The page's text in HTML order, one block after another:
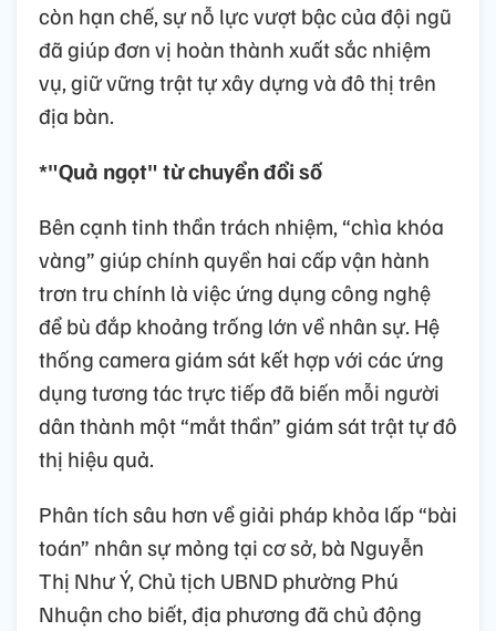
còn hạn chế, sự nỗ lực vượt bậc của đội ngũ
đã giúp đơn vị hoàn thành xuất sắc nhiệm
vụ, giữ vững trật tự xây dựng và đô thị trên
địa bàn.
*"Quả ngọt" từ chuyển đổi số
Bên cạnh tinh thần trách nhiệm, “chìa khóa
vàng” giúp chính quyền hai cấp vận hành
trơn tru chính là việc ứng dụng công nghệ
để bù đắp khoảng trống lớn về nhân sự. Hệ
thống camera giám sát kết hợp với các ứng
dụng tương tác trực tiếp đã biến mỗi người
dân thành một “mắt thần” giám sát trật tự đô
thị hiệu quả.
Phân tích sâu hơn về giải pháp khỏa lấp “bài
toán” nhân sự mỏng tại cơ sở, bà Nguyễn
Thị Như Ý, Chủ tịch UBND phường Phú
Nhuận cho biết, địa phương đã chủ động